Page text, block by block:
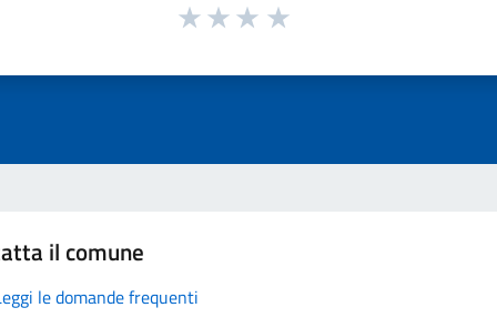
il comune
le domande frequenti